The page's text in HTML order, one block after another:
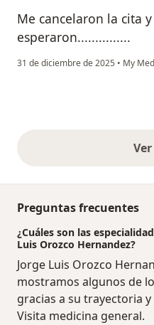
Me cancelaron la cita
esperaron...............
31 de diciembre de 2025 • My
Preguntas frecuentes
¿Cuáles son las
Luis Orozco Hernandez?
Jorge Luis Orozco
mostramos algunos de
gracias a su trayectoria
Visita medicina general.